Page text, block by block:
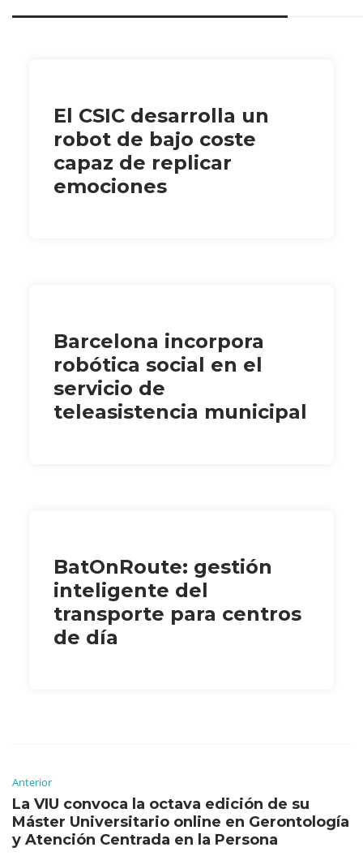
El CSIC desarrolla un
robot de bajo coste
capaz de replicar
emociones
Barcelona incorpora
robótica social en el
servicio de
teleasistencia municipal
BatOnRoute: gestión
inteligente del
transporte para centros
de día
Anterior
La VIU convoca la octava edición de su
Máster Universitario online en Gerontología
y Atención Centrada en la Persona